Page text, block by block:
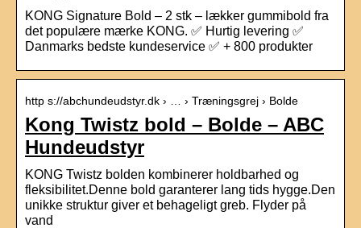
KONG Signature Bold – 2 stk – lækker gummibold fra
det populære mærke KONG. ✅ Hurtig levering ✅
Danmarks bedste kundeservice ✅ + 800 produkter
http s://abchundeudstyr.dk › … › Træningsgrej › Bolde
Kong Twistz bold – Bolde – ABC
Hundeudstyr
KONG Twistz bolden kombinerer holdbarhed og
fleksibilitet.Denne bold garanterer lang tids hygge.Den
unikke struktur giver et behageligt greb. Flyder på
vand